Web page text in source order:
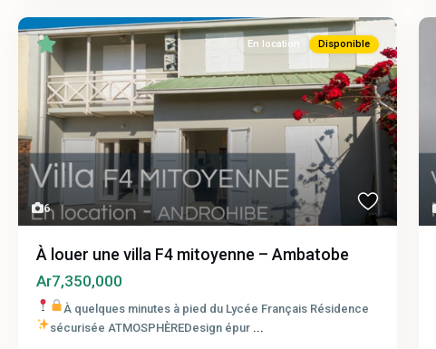
6
En location Disponible
À louer une villa F4 mitoyenne – Ambatobe
Ar7,350,000
À quelques minutes à pied du Lycée FrançaisRésidence
sécurisée ATMOSPHÈREDesign épur ...